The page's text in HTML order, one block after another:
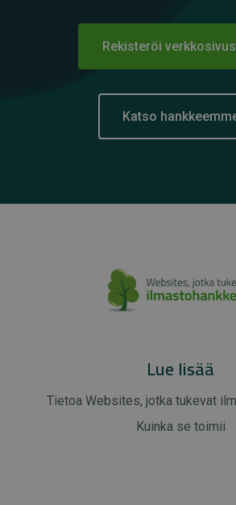
Rekisteröi
Katso
Lue lisää
Tietoa Websites, jotka tukevat
Kuinka se toimii